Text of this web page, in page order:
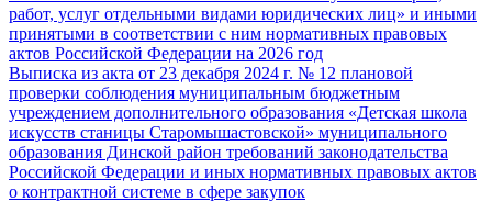
работ, услуг отдельными видами юридических лиц» и иными
принятыми в соответствии с ним нормативных правовых
актов Российской Федерации на 2026 год
Выписка из акта от 23 декабря 2024 г. № 12 плановой
проверки соблюдения муниципальным бюджетным
учреждением дополнительного образования «Детская школа
искусств станицы Старомышастовской» муниципального
образования Динской район требований законодательства
Российской Федерации и иных нормативных правовых актов
о контрактной системе в сфере закупок